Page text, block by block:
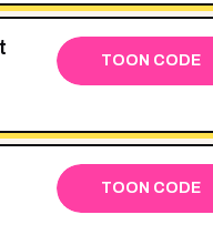
TOON CODE
TOON CODE